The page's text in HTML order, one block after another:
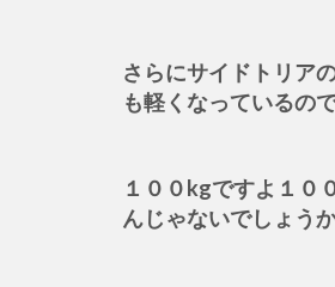
さらにサイドトリア
も軽くなっているので
１００kgですよ１０
んじゃないでしょう